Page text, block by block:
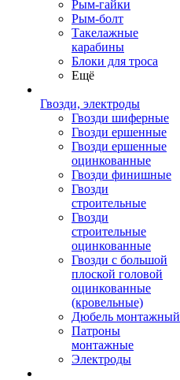
Рым-гайки
Рым-болт
Такелажные
карабины
Блоки для троса
Ещё
Гвозди, электроды
Гвозди шиферные
Гвозди ершенные
Гвозди ершенные
оцинкованные
Гвозди финишные
Гвозди
строительные
Гвозди
строительные
оцинкованные
Гвозди с большой
плоской головой
оцинкованные
(кровельные)
Дюбель монтажный
Патроны
монтажные
Электроды